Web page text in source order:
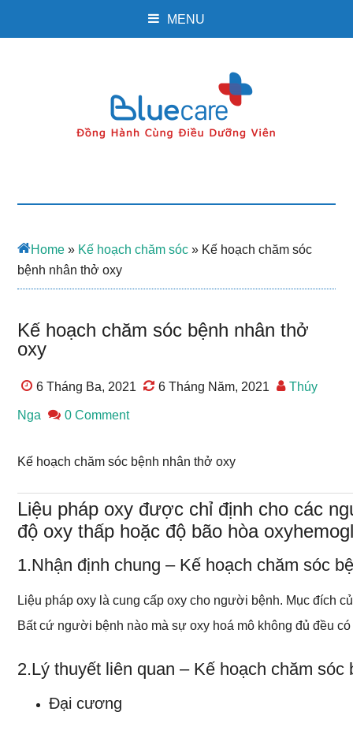
MENU
Home » Kế hoạch chăm sóc » Kế hoạch chăm sóc
bệnh nhân thở oxy
Kế hoạch chăm sóc bệnh nhân thở
oxy
6 Tháng Ba, 2021 6 Tháng Năm, 2021 Thúy
Nga 0 Comment
Kế hoạch chăm sóc bệnh nhân thở oxy
Liệu pháp oxy được chỉ định cho các
độ oxy thấp hoặc độ bão hòa
1.Nhận định chung – Kế hoạch chăm sóc
Liệu pháp oxy là cung cấp oxy cho người bệnh. Mục đích
Bất cứ người bệnh nào mà sự oxy hoá mô không đủ đều
2.Lý thuyết liên quan – Kế hoạch chăm sóc
Đại cương